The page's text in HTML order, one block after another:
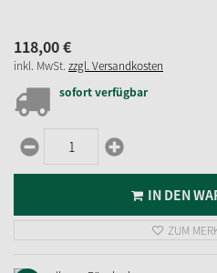
118,00€
inkl. MwSt. zzgl. Versandkosten
sofort verfügbar
IN DEN
ZUM